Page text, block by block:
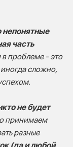
непонятные
часть
в проблеме - это
сложно,
не будет
принимаем
разные